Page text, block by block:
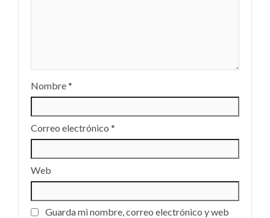
Nombre*
Correo electrónico *
Web
Guarda mi nombre, correo electrónico y web